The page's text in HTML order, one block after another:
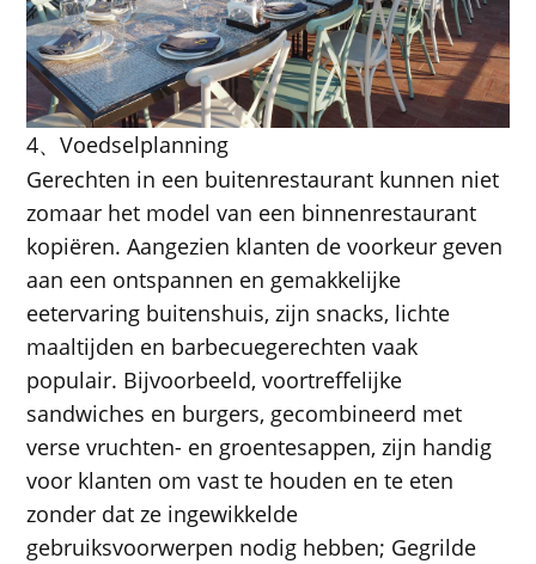
4、Voedselplanning
Gerechten in een buitenrestaurant kunnen niet
zomaar het model van een binnenrestaurant
kopiëren. Aangezien klanten de voorkeur geven
aan een ontspannen en gemakkelijke
eetervaring buitenshuis, zijn snacks, lichte
maaltijden en barbecuegerechten vaak
populair. Bijvoorbeeld, voortreffelijke
sandwiches en burgers, gecombineerd met
verse vruchten- en groentesappen, zijn handig
voor klanten om vast te houden en te eten
zonder dat ze ingewikkelde
gebruiksvoorwerpen nodig hebben; Gegrilde